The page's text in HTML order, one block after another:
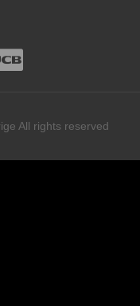
All rights reserved